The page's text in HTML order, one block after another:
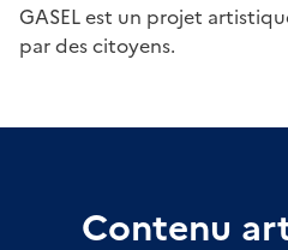
GASEL est un projet
par des citoyens.
Contenu